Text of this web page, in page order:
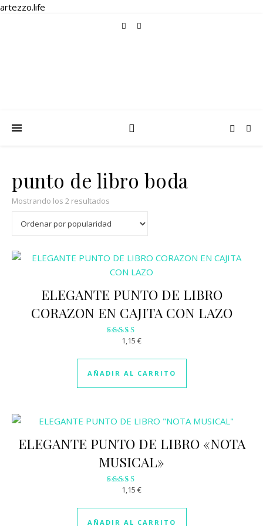
artezzo.life
punto de libro boda
Mostrando los 2 resultados
ELEGANTE PUNTO DE LIBRO
CORAZON EN CAJITA CON LAZO
Valorado
3.13
de 5
1,15 €
AÑADIR AL CARRITO
ELEGANTE PUNTO DE LIBRO «NOTA
MUSICAL»
Valorado
3.02
de 5
1,15 €
AÑADIR AL CARRITO